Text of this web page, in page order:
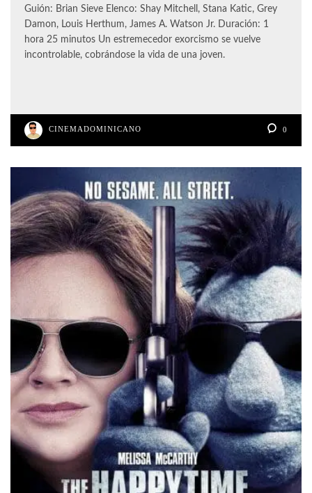
Guión: Brian Sieve Elenco: Shay Mitchell, Stana Katic, Grey
Damon, Louis Herthum, James A. Watson Jr. Duración: 1
hora 25 minutos Un estremecedor exorcismo se vuelve
incontrolable, cobrándose la vida de una joven.
CINEMADOMINICANO 0